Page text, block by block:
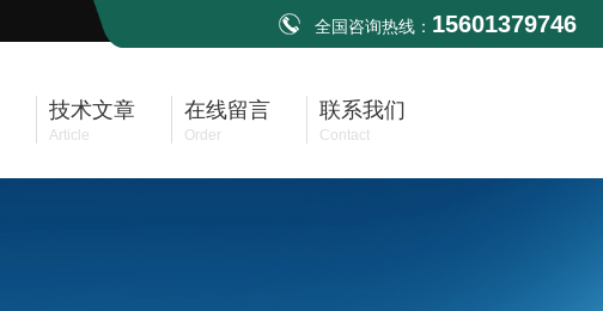
全国咨询热线： 15601379746
技术文章
Article
在线留言
Order
联系我们
Contact